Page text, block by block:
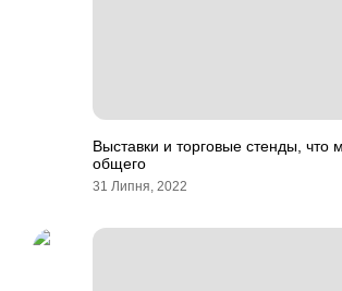
Выставки и торговые стенды, что
общего
31 Липня, 2022